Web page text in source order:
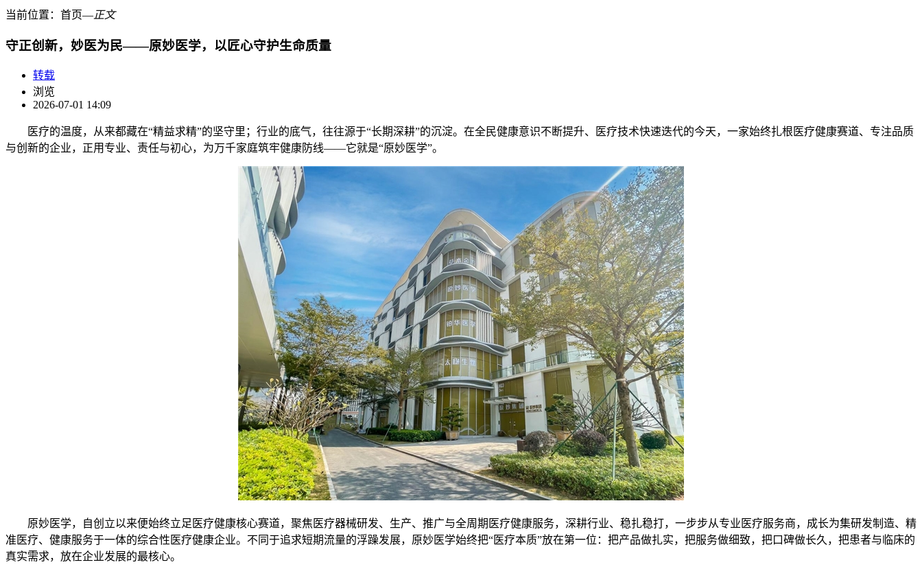
当前位置： 首页―正文
守正创新，妙医为民——原妙医学，以匠心守护生命质量
转载
浏览
2026-07-01 14:09
医疗的温度，从来都藏在“精益求精”的坚守里；行业的底气，往往源于“长期深耕”的沉淀。在全民健康意识不断提升、医疗技术快速迭代的今天，一家始终扎根医疗健康赛道、专注品质
与创新的企业，正用专业、责任与初心，为万千家庭筑牢健康防线——它就是“原妙医学”。
原妙医学，自创立以来便始终立足医疗健康核心赛道，聚焦医疗器械研发、生产、推广与全周期医疗健康服务，深耕行业、稳扎稳打，一步步从专业医疗服务商，成长为集研发制造、精
准医疗、健康服务于一体的综合性医疗健康企业。不同于追求短期流量的浮躁发展，原妙医学始终把“医疗本质”放在第一位：把产品做扎实，把服务做细致，把口碑做长久，把患者与临床的
真实需求，放在企业发展的最核心。